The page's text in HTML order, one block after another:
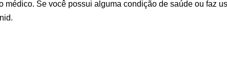
Se você possui alguma condição de saúde ou faz